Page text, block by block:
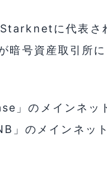
に代表さ
暗号資産取引所
」のメインネッ
」のメインネッ